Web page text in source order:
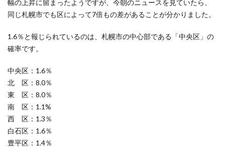
幅の上昇に留まったようですが、今朝のニュースを見ていたら、
同じ札幌市でも区によって7倍もの差があることが分かりました。
1.6％と報じられているのは、札幌市の中心部である「中央区」の
確率です。
中央区：1.6％
北 区：8.0％
東 区：8.0％
南 区：1.1%
西 区：1.3％
白石区：1.6％
豊平区：1.4％